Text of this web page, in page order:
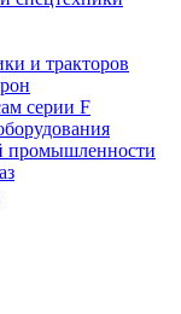
и тракторов
серии F
промышленности